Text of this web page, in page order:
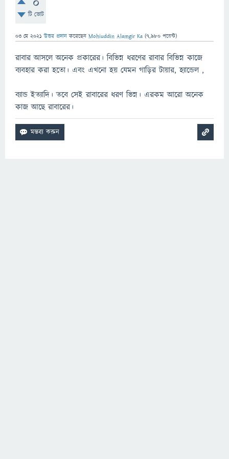
টি ভোট
03 মে 2021 উত্তর প্রদান করেছেন Mohiuddin Alamgir Ka (7,980 পয়েন্ট)
রাবার আসলে অনেক প্রকারের। বিভিন্ন ধরণের রাবার বিভিন্ন কাজে
ব্যবহার করা হতো। এবং এখনো হয় যেমন গাড়ির টায়ার, হ্যান্ডেল ,
ব্যান্ড ইত্যাদি। তবে সেই রাবারের ধরণ ভিন্ন। এরকম আরো অনেক
কাজ আছে রাবারের।